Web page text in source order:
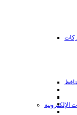
الإلكترونية